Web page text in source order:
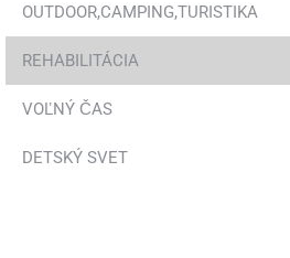
OUTDOOR,CAMPING,TURISTIKA
REHABILITÁCIA
VOĽNÝ ČAS
DETSKÝ SVET